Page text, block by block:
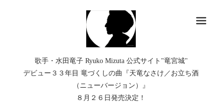
歌手・水田竜子 Ryuko Mizuta 公式サイト"竜宮城"
デビュー３３年目 竜づくしの曲『天竜なさけ／お立ち酒
（ニューバージョン）』
８月２６日発売決定！